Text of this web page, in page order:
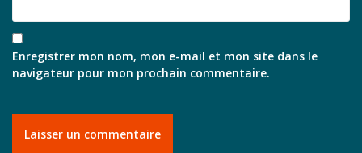
Enregistrer mon nom, mon e-mail et mon site dans le
navigateur pour mon prochain commentaire.